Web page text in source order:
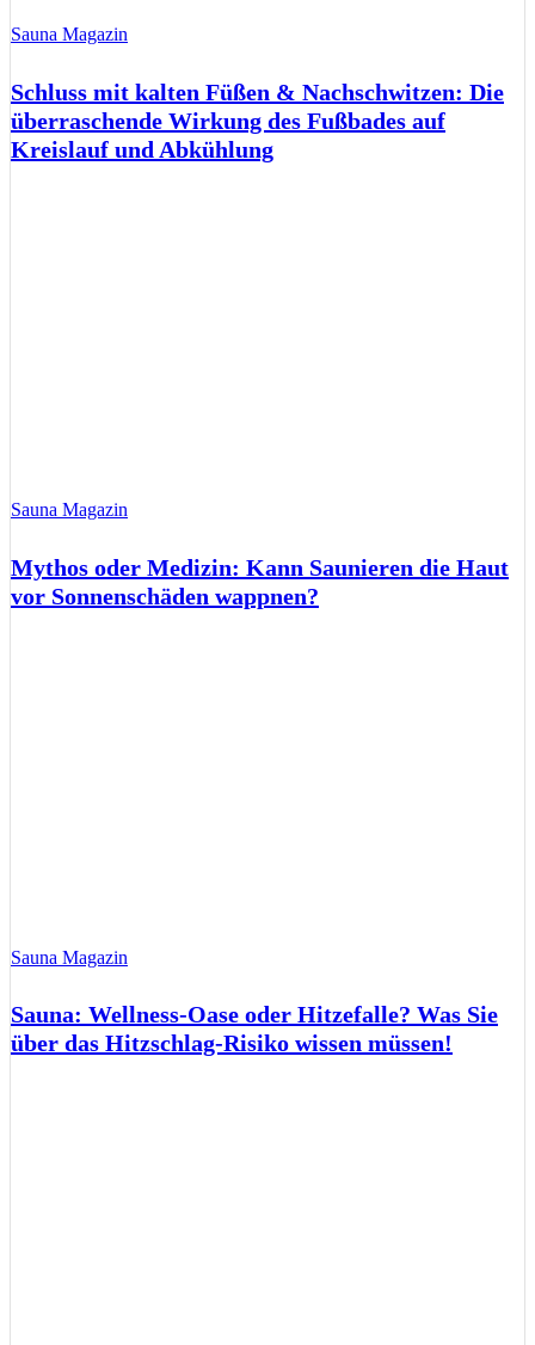
Sauna Magazin
Schluss mit kalten Füßen & Nachschwitzen: Die
überraschende Wirkung des Fußbades auf
Kreislauf und Abkühlung
Sauna Magazin
Mythos oder Medizin: Kann Saunieren die Haut
vor Sonnenschäden wappnen?
Sauna Magazin
Sauna: Wellness-Oase oder Hitzefalle? Was Sie
über das Hitzschlag-Risiko wissen müssen!